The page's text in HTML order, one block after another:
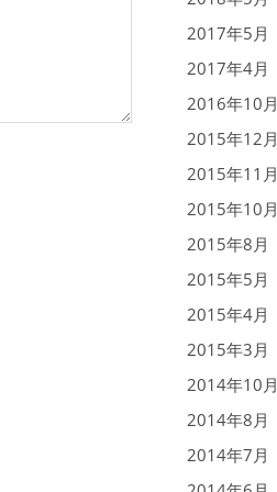
2017年5月
2017年4月
2016年10月
2015年12月
2015年11月
2015年10月
2015年8月
2015年5月
2015年4月
2015年3月
2014年10月
2014年8月
2014年7月